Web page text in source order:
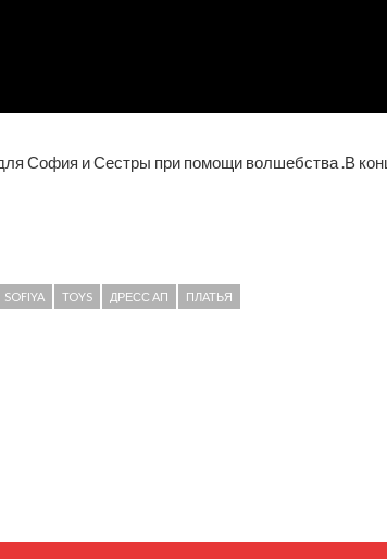
София и Сестры при помощи волшебства .В
SOFIYA TOYS ДРЕСС АП ПЛАТЬЯ